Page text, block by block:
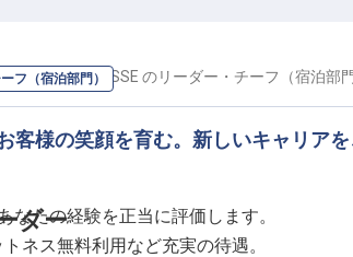
フ（宿泊部門）
ダー
SUIDEN TERRASSE のリーダー・チーフ（宿泊部門
客様の笑顔を育む。新しいキャリア
なたの経験を正当に評価します。
ネス無料利用など充実の待遇。